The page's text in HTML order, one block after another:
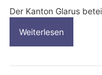
Der Kanton Glarus
Weiterlesen